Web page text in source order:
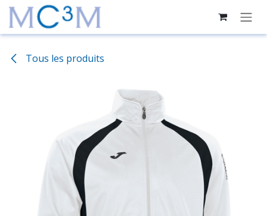
Se rendre au contenu
Tous les produits